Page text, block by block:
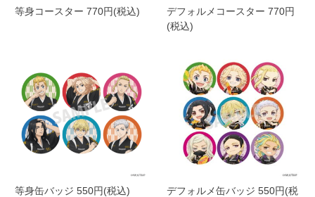
等身コースター 770円(税込)
デフォルメコースター 770円
(税込)
等身缶バッジ 550円(税込)
デフォルメ缶バッジ 550円(税